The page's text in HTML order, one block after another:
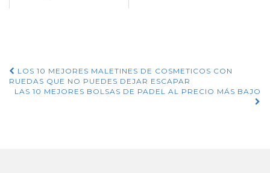
Navegación
de
LOS 10 MEJORES MALETINES DE COSMETICOS CON
RUEDAS QUE NO PUEDES DEJAR ESCAPAR
LAS 10 MEJORES BOLSAS DE PADEL AL PRECIO MÁS BAJO